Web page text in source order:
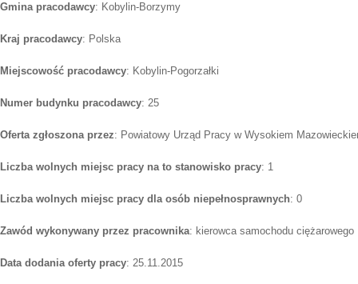
Gmina pracodawcy: Kobylin-Borzymy
Kraj pracodawcy: Polska
Miejscowość pracodawcy: Kobylin-Pogorzałki
Numer budynku pracodawcy: 25
Oferta zgłoszona przez: Powiatowy Urząd Pracy w Wysokiem
Liczba wolnych miejsc pracy na to stanowisko pracy: 1
Liczba wolnych miejsc pracy dla osób niepełnosprawnych: 0
Zawód wykonywany przez pracownika: kierowca samochodu ciężarowego
Data dodania oferty pracy: 25.11.2015